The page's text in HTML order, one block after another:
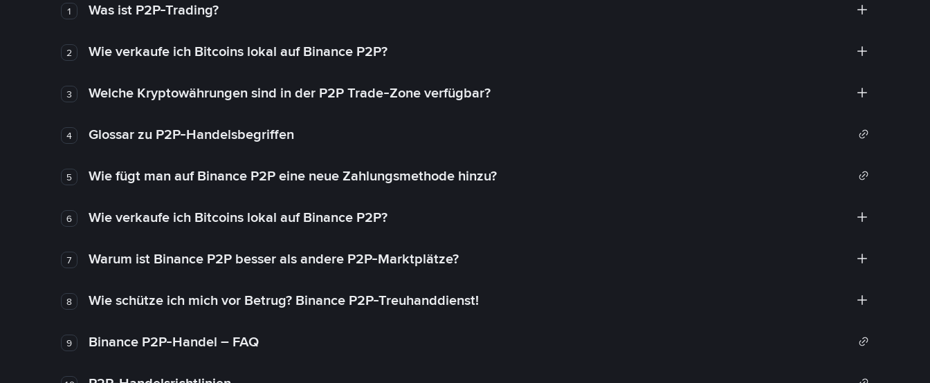
1 Was ist P2P-Trading?
2 Wie verkaufe ich Bitcoins lokal auf Binance P2P?
3 Welche Kryptowährungen sind in der P2P Trade-Zone verfügbar?
4 Glossar zu P2P-Handelsbegriffen
5 Wie fügt man auf Binance P2P eine neue Zahlungsmethode hinzu?
6 Wie verkaufe ich Bitcoins lokal auf Binance P2P?
7 Warum ist Binance P2P besser als andere P2P-Marktplätze?
8 Wie schütze ich mich vor Betrug? Binance P2P-Treuhanddienst!
9 Binance P2P-Handel – FAQ